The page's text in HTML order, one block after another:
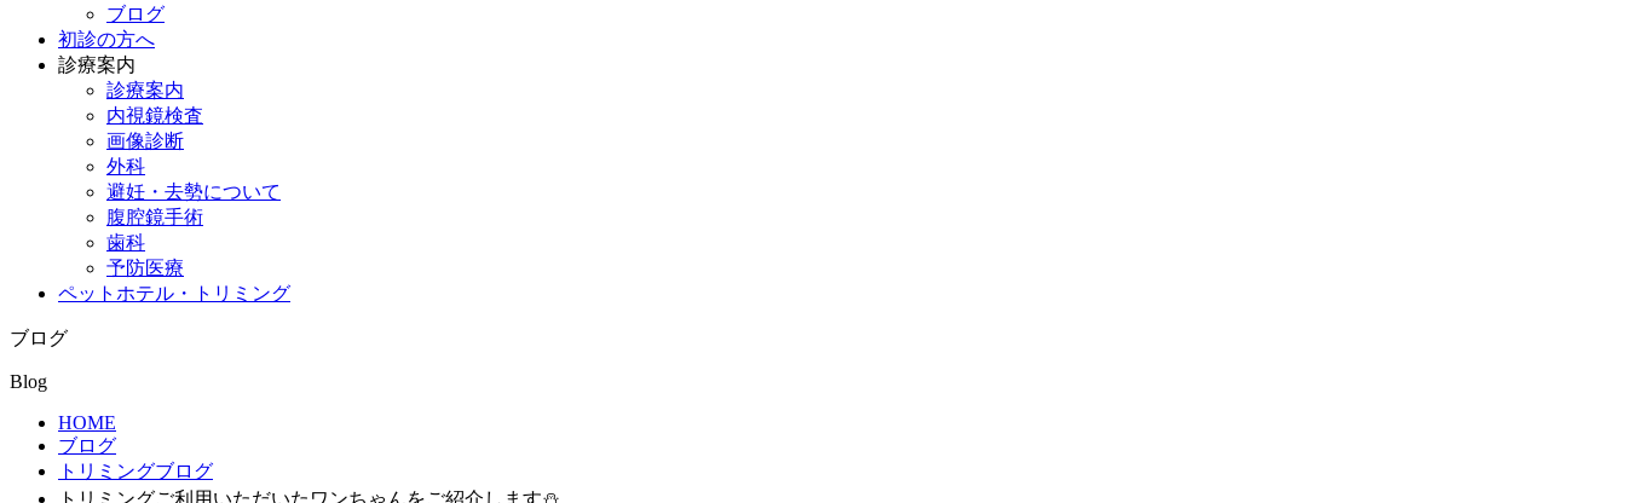
ブログ
初診の方へ
診療案内
診療案内
内視鏡検査
画像診断
外科
避妊・去勢について
腹腔鏡手術
歯科
予防医療
ペットホテル・トリミング
ブログ
Blog
HOME
ブログ
トリミングブログ
トリミングご利用いただいたワンちゃんをご紹介します⛄